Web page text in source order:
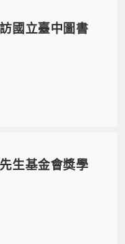
國立臺中圖書
生基金會獎學